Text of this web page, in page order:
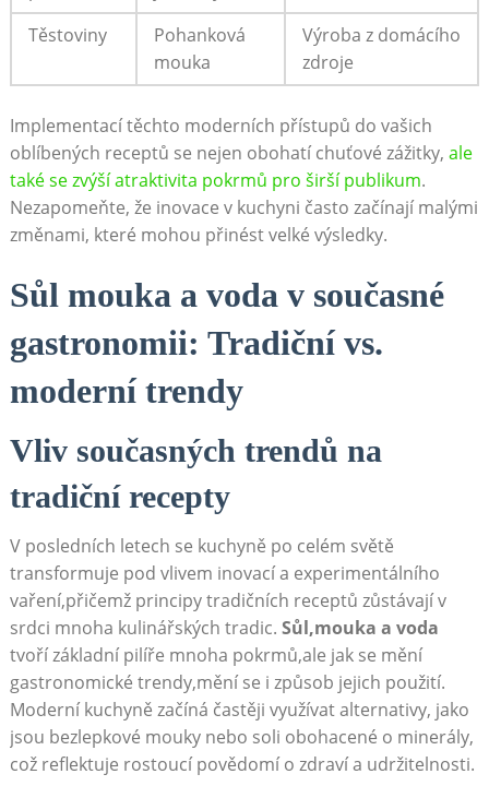
Těstoviny
Pohanková
mouka
Výroba z domácího
zdroje
Implementací těchto moderních přístupů do vašich
oblíbených receptů se nejen obohatí chuťové zážitky, ale
také se zvýší atraktivita pokrmů pro širší publikum.
Nezapomeňte, že inovace v kuchyni často začínají malými
změnami, které mohou přinést velké výsledky.
Sůl mouka a voda v současné
gastronomii: Tradiční vs.
moderní trendy
Vliv současných trendů na
tradiční recepty
V posledních letech se kuchyně po celém světě
transformuje pod vlivem inovací a experimentálního
vaření,přičemž principy tradičních receptů zůstávají v
srdci mnoha kulinářských tradic. Sůl,mouka a voda
tvoří základní pilíře mnoha pokrmů,ale jak se mění
gastronomické trendy,mění se i způsob jejich použití.
Moderní kuchyně začíná častěji využívat alternativy, jako
jsou bezlepkové mouky nebo soli obohacené o minerály,
což reflektuje rostoucí povědomí o zdraví a udržitelnosti.